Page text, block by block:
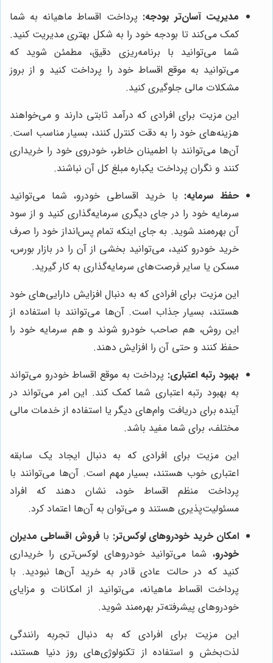
مدیریت آسان‌تر بودجه: پرداخت اقساط ماهیانه به شما
کمک می‌کند تا بودجه خود را به شکل بهتری مدیریت کنید.
شما می‌توانید با برنامه‌ریزی دقیق، مطمئن شوید که
می‌توانید به موقع اقساط خود را پرداخت کنید و از بروز
مشکلات مالی جلوگیری کنید.
این مزیت برای افرادی که درآمد ثابتی دارند و می‌خواهند
هزینه‌های خود را به دقت کنترل کنند، بسیار مناسب است.
آن‌ها می‌توانند با اطمینان خاطر، خودروی خود را خریداری
کنند و نگران پرداخت یکباره مبلغ کل آن نباشند.
حفظ سرمایه: با خرید اقساطی خودرو، شما می‌توانید
سرمایه خود را در جای دیگری سرمایه‌گذاری کنید و از سود
آن بهره‌مند شوید. به جای اینکه تمام پس‌انداز خود را صرف
خرید خودرو کنید، می‌توانید بخشی از آن را در بازار بورس،
مسکن یا سایر فرصت‌های سرمایه‌گذاری به کار گیرید.
این مزیت برای افرادی که به دنبال افزایش دارایی‌های خود
هستند، بسیار جذاب است. آن‌ها می‌توانند با استفاده از
این روش، هم صاحب خودرو شوند و هم سرمایه خود را
حفظ کنند و حتی آن را افزایش دهند.
بهبود رتبه اعتباری: پرداخت به موقع اقساط خودرو می‌تواند
به بهبود رتبه اعتباری شما کمک کند. این امر می‌تواند در
آینده برای دریافت وام‌های دیگر یا استفاده از خدمات مالی
مختلف، برای شما مفید باشد.
این مزیت برای افرادی که به دنبال ایجاد یک سابقه
اعتباری خوب هستند، بسیار مهم است. آن‌ها می‌توانند با
پرداخت منظم اقساط خود، نشان دهند که افراد
مسئولیت‌پذیری هستند و می‌توان به آن‌ها اعتماد کرد.
امکان خرید خودروهای لوکس‌تر: بافروش اقساطی مدیران
خودرو، شما می‌توانید خودروهای لوکس‌تری را خریداری
کنید که در حالت عادی قادر به خرید آن‌ها نبودید. با
پرداخت اقساط ماهیانه، می‌توانید از امکانات و مزایای
خودروهای پیشرفته‌تر بهره‌مند شوید.
این مزیت برای افرادی که به دنبال تجربه رانندگی
لذت‌بخش و استفاده از تکنولوژی‌های روز دنیا هستند،